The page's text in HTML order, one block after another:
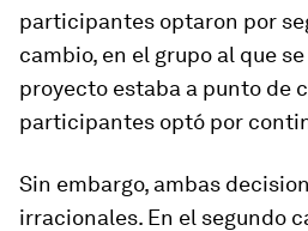
participantes optaron por
cambio, en el grupo al que
proyecto estaba a punto de
participantes optó por
Sin embargo, ambas
irracionales. En el segundo